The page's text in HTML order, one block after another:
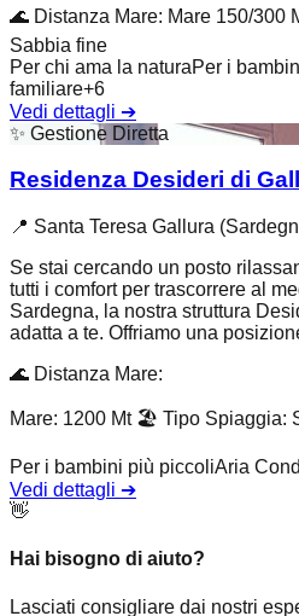
🌊 Distanza Mare: Mare 150/300
Sabbia fine
Per chi ama la naturaPer i
familiare+6
Vedi dettagli ➔
✨ Gestione Diretta
Residenza Desideri di
📍 Santa Teresa Gallura
Se stai cercando un posto
tutti i comfort per trascorrere al
Sardegna, la nostra struttura
adatta a te. Offriamo una
🌊 Distanza Mare:
Mare: 1200 Mt 🏖️ Tipo Spiaggia:
Per i bambini più piccoliAria
Vedi dettagli ➔
👋
Hai bisogno di aiuto?
Lasciati consigliare dai nostri